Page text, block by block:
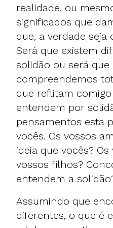
realidade, ou
significados que
que, a verdade seja
Será que existem
solidão ou será que
compreendemos
que reflitam
entendem por
pensamentos esta
vocês. Os vossos
ideia que vocês? Os
vossos filhos?
entendem a
Assumindo que
diferentes, o que é